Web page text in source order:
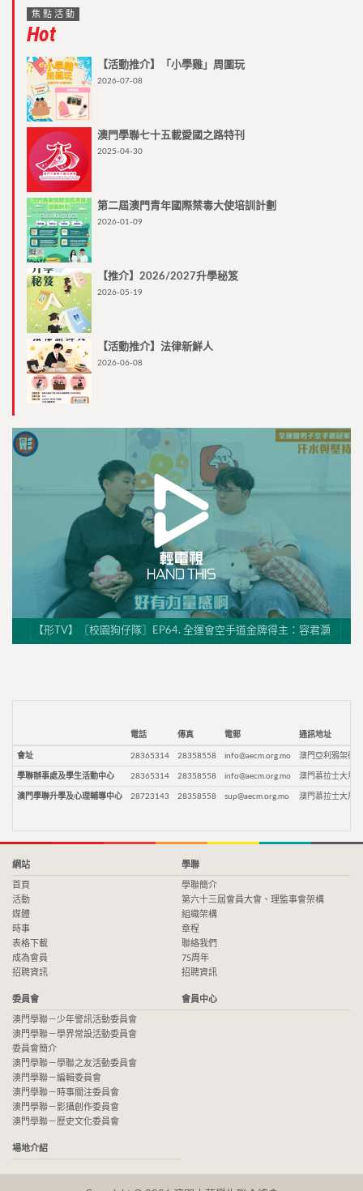
焦點活動
Hot
【活動推介】「小學雞」周圍玩
2026-07-08
澳門學聯七十五載愛國之路特刊
2025-04-30
第二屆澳門青年國際禁毒大使培訓計劃
2026-01-09
【推介】2026/2027升學秘笈
2026-05-19
【活動推介】法律新鮮人
2026-06-08
【形TV】〖校園狗仔隊〗EP64. 全運會空手道金牌得主：容君灝
電話 傳真 電郵 通訊地址
會址 28365314 28358558 info@aecm.org.mo 澳門亞利鴉架街9
學聯辦事處及學生活動中心 28365314 28358558 info@aecm.org.mo 澳門慕拉士大馬
澳門學聯升學及心理輔導中心 28723143 28358558 sup@aecm.org.mo 澳門慕拉士大馬
網站
首頁
活動
媒體
時事
表格下載
成為會員
招聘資訊
學聯
學聯簡介
第六十三屆會員大會、理監事會架構
組織架構
章程
聯絡我們
75周年
招聘資訊
委員會
澳門學聯－少年警訊活動委員會
澳門學聯－學界常設活動委員會
委員會簡介
澳門學聯－學聯之友活動委員會
澳門學聯－編輯委員會
澳門學聯－時事關注委員會
澳門學聯－影攝創作委員會
澳門學聯－歷史文化委員會
會員中心
場地介紹